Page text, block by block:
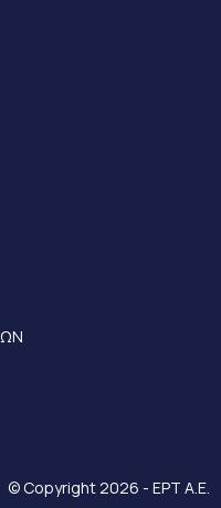
© Copyright 2026 - ΕΡΤ Α.Ε.